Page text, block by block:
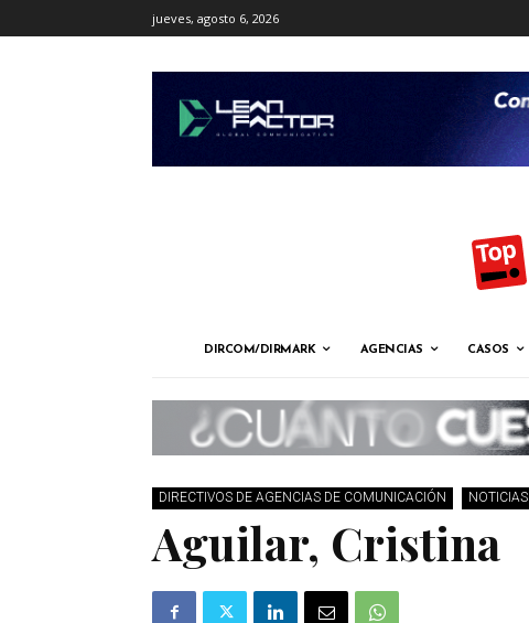
jueves, agosto 6, 2026
DIRCOM/DIRMARK AGENCIAS CASOS
DIRECTIVOS DE AGENCIAS DE COMUNICACIÓN NOTICIAS
Aguilar, Cristina